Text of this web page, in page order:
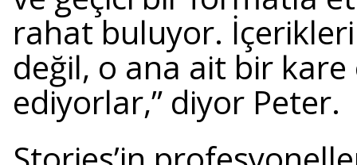
rahat buluyor. İçerikleri
değil, o ana ait bir
ediyorlar,” diyor Peter.